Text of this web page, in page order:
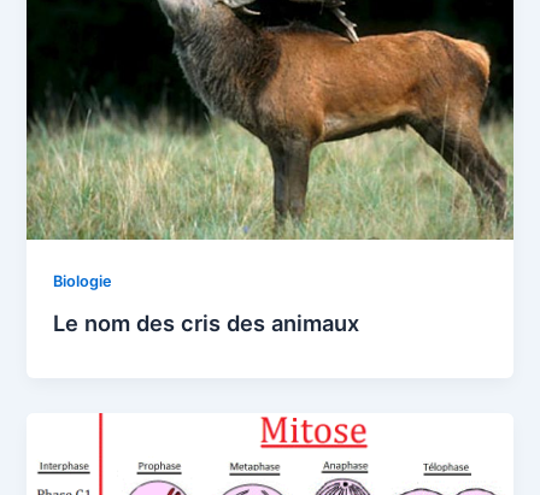
Biologie
Le nom des cris des animaux